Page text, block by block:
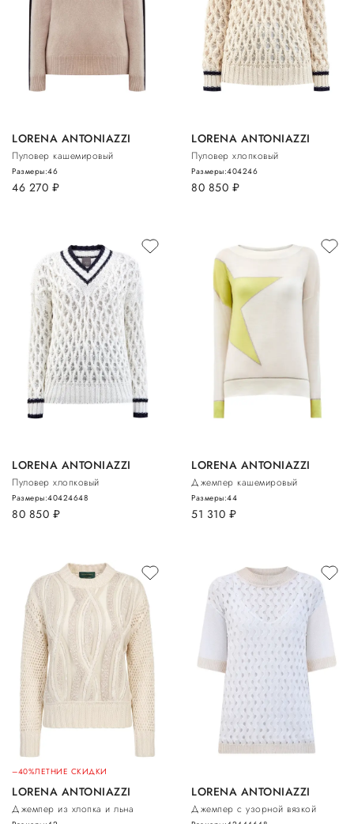
LORENA ANTONIAZZI
Пуловер кашемировый
46 270 руб.
Размеры:46
LORENA ANTONIAZZI
Пуловер хлопковый
80 850 руб.
Размеры:404246
LORENA ANTONIAZZI
Пуловер хлопковый
80 850 руб.
Размеры:40424648
LORENA ANTONIAZZI
Джемпер кашемировый
51 310 руб.
Размеры:44
–40%ЛЕТНИЕ СКИДКИ
LORENA ANTONIAZZI
Джемпер из хлопка и льна
LORENA ANTONIAZZI
Джемпер с узорной вязкой